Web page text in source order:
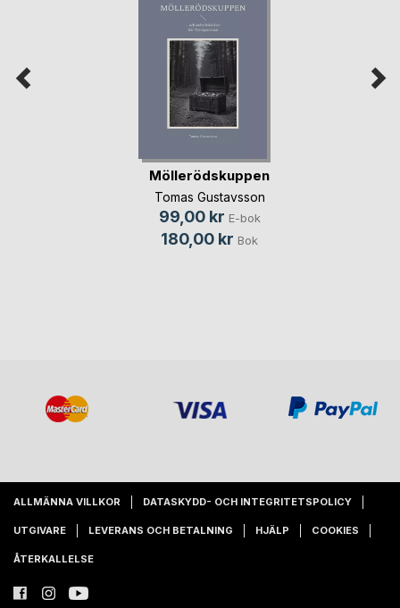
Möllerödskuppen
Tomas Gustavsson
99,00 kr E-bok
180,00 kr Bok
ALLMÄNNA VILLKOR DATASKYDD- OCH INTEGRITETSPOLICY
UTGIVARE LEVERANS OCH BETALNING HJÄLP COOKIES
ÅTERKALLELSE